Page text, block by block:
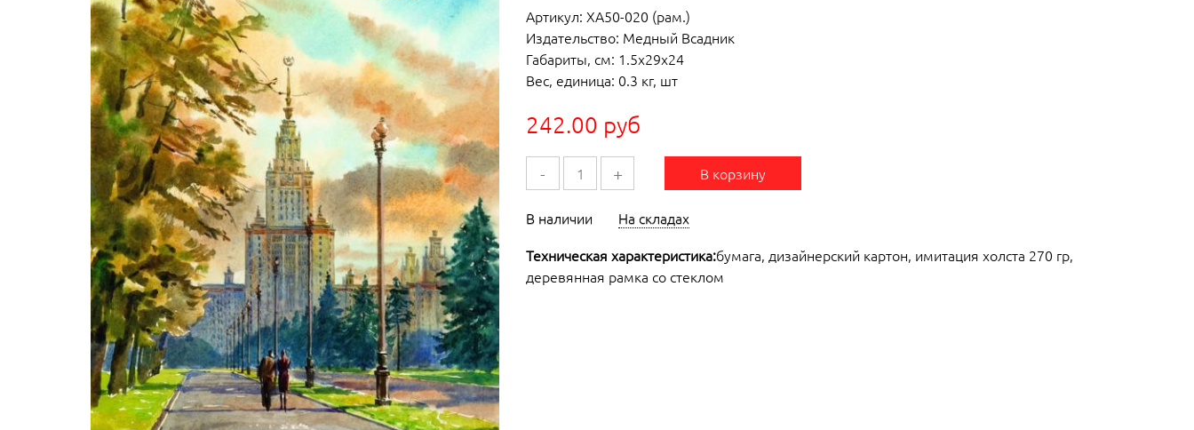
Артикул: ХА50-020 (рам.)
Издательство: Медный Всадник
Габариты, см: 1.5x29x24
Вес, единица: 0.3 кг, шт
242.00 руб
- + В корзину
В наличии
На складах
Техническая характеристика:бумага, дизайнерский картон, имитация холста 270 гр,
деревянная рамка со стеклом